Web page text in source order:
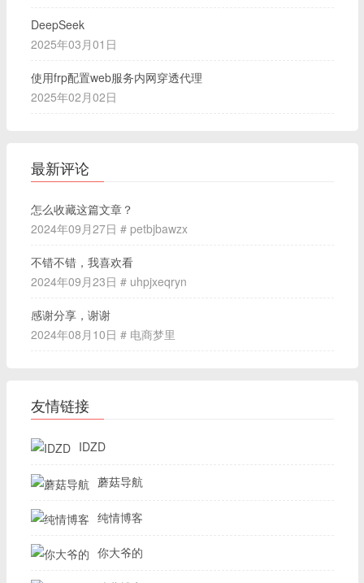
DeepSeek
2025年03月01日
使用frp配置web服务内网穿透代理
2025年02月02日
最新评论
怎么收藏这篇文章？
2024年09月27日 # petbjbawzx
不错不错，我喜欢看
2024年09月23日 # uhpjxeqryn
感谢分享，谢谢
2024年08月10日 # 电商梦里
友情链接
IDZD
蘑菇导航
纯情博客
你大爷的